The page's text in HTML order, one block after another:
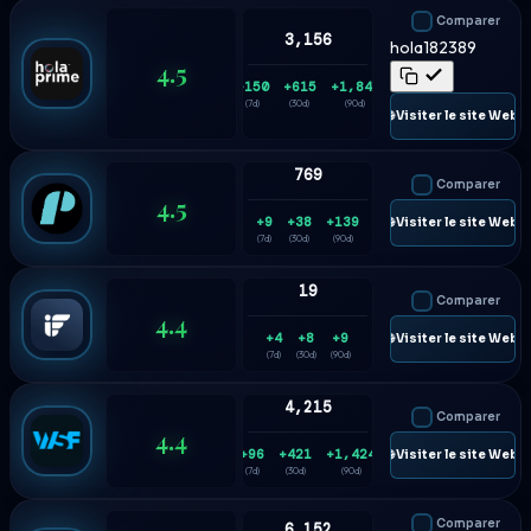
4.5
3,156
+150
(7d)
+615
(30d)
+1,848
(90d)
Comparer
hola182389
🌐 Visiter le site Web
4.5
769
+9
(7d)
+38
(30d)
+139
(90d)
Comparer
🌐 Visiter le site Web
4.4
19
+4
(7d)
+8
(30d)
+9
(90d)
Comparer
🌐 Visiter le site Web
4.4
4,215
+96
(7d)
+421
(30d)
+1,424
(90d)
Comparer
🌐 Visiter le site Web
Comparer